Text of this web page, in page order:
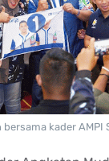
bersama kader AMPI